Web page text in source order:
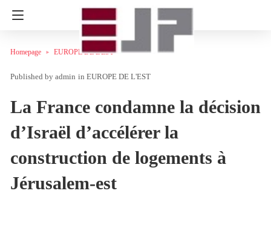
Homepage EUROPE DE L'EST
admin in EUROPE DE L'EST
La France condamne la décision
d’Israël d’accélérer la
construction de logements à
Jérusalem-est